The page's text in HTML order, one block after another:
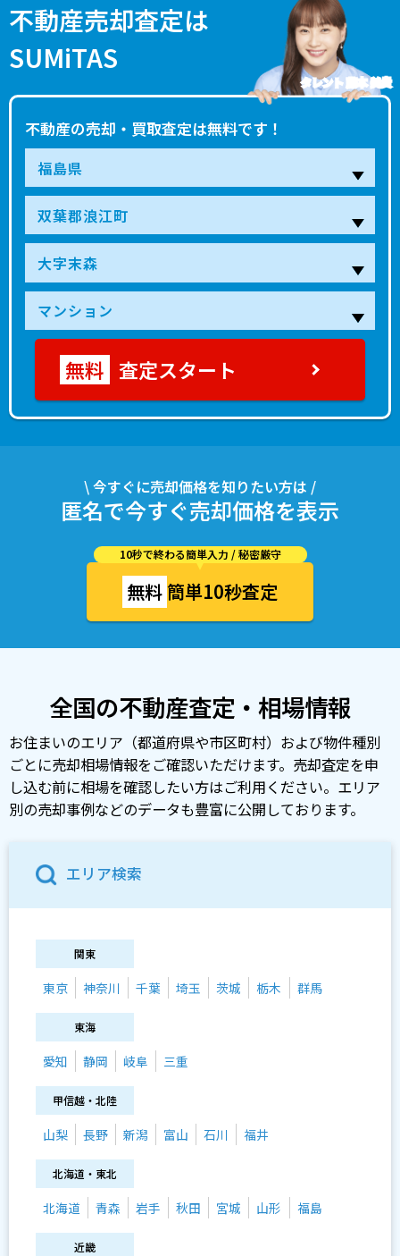
不動産売却査定は
SUMiTAS
不動産の売却・買取査定は無料です！
タレント 藤本 美貴
査定スタート
\ 今すぐに売却価格を知りたい方は /
匿名で今すぐ売却価格を表示
10秒で終わる簡単入力 / 秘密厳守
無料簡単10秒査定
全国の不動産査定・相場情報
お住まいのエリア（都道府県や市区町村）および物件種別
ごとに売却相場情報をご確認いただけます。売却査定を申
し込む前に相場を確認したい方はご利用ください。エリア
別の売却事例などのデータも豊富に公開しております。
エリア検索
関東
東京 神奈川 千葉 埼玉 茨城 栃木 群馬
東海
愛知 静岡 岐阜 三重
甲信越・北陸
山梨 長野 新潟 富山 石川 福井
北海道・東北
北海道 青森 岩手 秋田 宮城 山形 福島
近畿